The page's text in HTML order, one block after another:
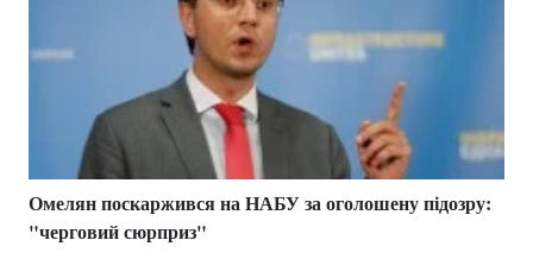
Головна Війна
Омелян поскаржився на НАБУ за оголошену підозру:
"черговий сюрприз"